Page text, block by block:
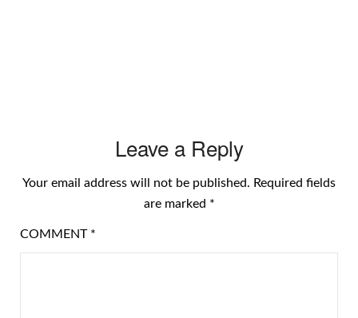
Leave a Reply
Your email address will not be published. Required fields
are marked *
COMMENT *